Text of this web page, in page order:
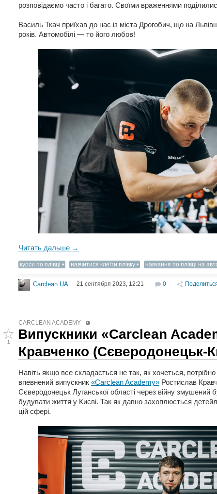
розповідаємо часто і багато. Своїми враженнями
Василь Ткач приїхав до нас із міста Дрогобич, що на
років. Автомобілі — то його любов!
Читать дальше →
курси по плівці навчитися клеїти плівку навчання по плівці на
Carclean.UA 21 сентября 2023, 12:21 0
CARCLEAN ACADEMY
1
Випускники «Carclean
Кравченко (Сєверодонецьк-
Навіть якщо все складається не так, як хочеться,
впевнений випускник «Carclean Academy» Ростислав
Сєверодонецьк Луганської області через війну змушений
будувати життя у Києві. Так як давно захоплюється
цій сфері.